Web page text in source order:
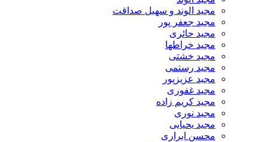
مجید الوند و سهیل صداقت
مجید جعفر پور
مجید حائری
مجید خراطها
مجید خشتی
مجید رستمی
مجید عزیزپور
مجید غفوری
مجید کریم زاده
مجید نوری
مجید یحیایی
محسن ابراری